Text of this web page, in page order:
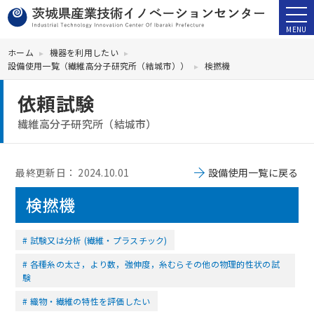
ホーム
機器を利用したい
設備使用一覧（繊維高分子研究所（結城市））
検撚機
依頼試験
繊維高分子研究所（結城市）
最終更新日： 2024.10.01 設備使用一覧に戻る
検撚機
試験又は分析 (繊維・プラスチック)
各種糸の太さ，より数，強伸度，糸むらその他の物理的性状の試
験
織物・繊維の特性を評価したい